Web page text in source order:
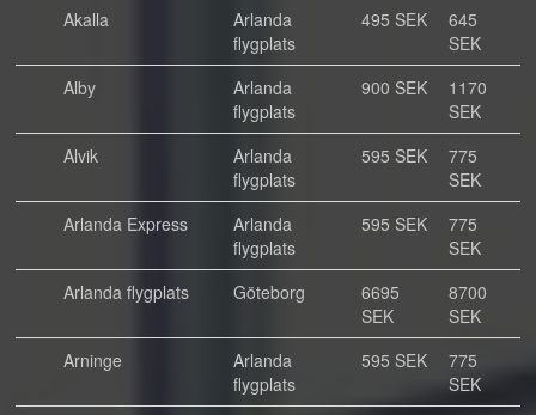
Akalla
Arlanda
flygplats
495 SEK
645
SEK
Alby
Arlanda
flygplats
900 SEK
1170
SEK
Alvik
Arlanda
flygplats
595 SEK
775
SEK
Arlanda Express
Arlanda
flygplats
595 SEK
775
SEK
Arlanda flygplats
Göteborg
6695
SEK
8700
SEK
Arninge
Arlanda
flygplats
595 SEK
775
SEK